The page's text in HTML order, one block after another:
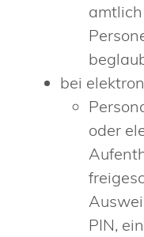
bei
oder
PIN,